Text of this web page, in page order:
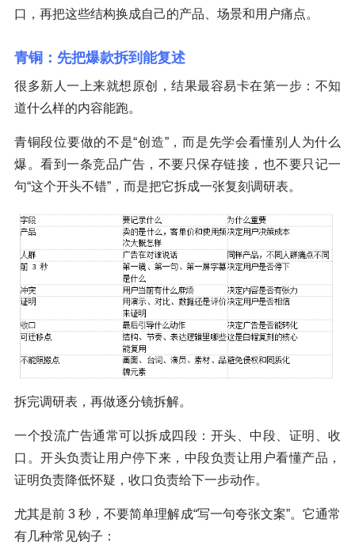
口，再把这些结构换成自己的产品、场景和用户痛点。
青铜：先把爆款拆到能复述
很多新人一上来就想原创，结果最容易卡在第一步：不知
道什么样的内容能跑。
青铜段位要做的不是“创造”，而是先学会看懂别人为什么
爆。看到一条竞品广告，不要只保存链接，也不要只记一
句“这个开头不错”，而是把它拆成一张复刻调研表。
拆完调研表，再做逐分镜拆解。
一个投流广告通常可以拆成四段：开头、中段、证明、收
口。开头负责让用户停下来，中段负责让用户看懂产品，
证明负责降低怀疑，收口负责给下一步动作。
尤其是前 3 秒，不要简单理解成“写一句夸张文案”。它通常
有几种常见钩子：